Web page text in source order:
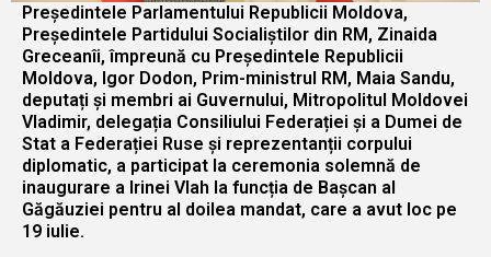
Președintele Parlamentului Republicii Moldova,
Președintele Partidului Socialiștilor din RM, Zinaida
Greceanîi, împreună cu Președintele Republicii
Moldova, Igor Dodon, Prim-ministrul RM, Maia Sandu,
deputați și membri ai Guvernului, Mitropolitul Moldovei
Vladimir, delegația Consiliului Federației și a Dumei de
Stat a Federației Ruse și reprezentanții corpului
diplomatic, a participat la ceremonia solemnă de
inaugurare a Irinei Vlah la funcția de Bașcan al
Găgăuziei pentru al doilea mandat, care a avut loc pe
19 iulie.